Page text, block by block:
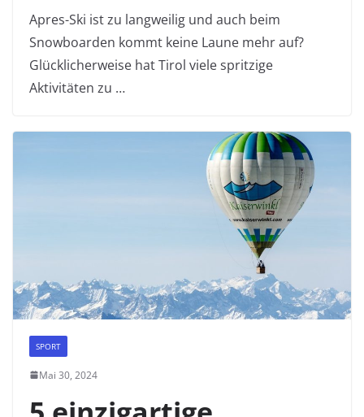
Apres-Ski ist zu langweilig und auch beim
Snowboarden kommt keine Laune mehr auf?
Glücklicherweise hat Tirol viele spritzige
Aktivitäten zu …
SPORT
Mai 30, 2024